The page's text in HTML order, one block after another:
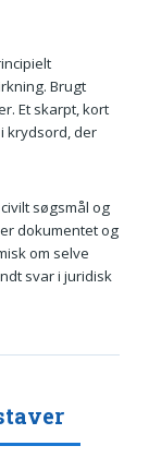
Brugt
Et skarpt, kort
krydsord, der
søgsmål og
dokumentet og
om selve
svar i juridisk